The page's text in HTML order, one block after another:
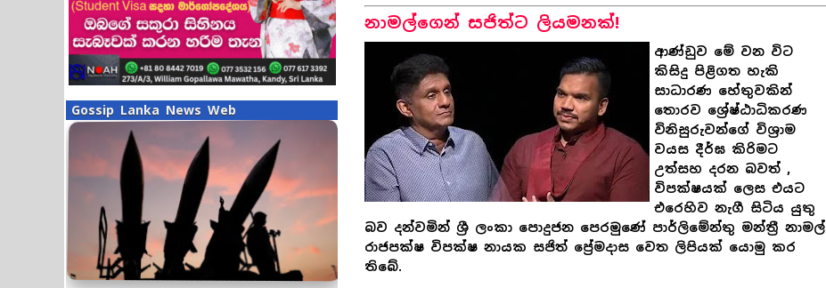
Gossip Lanka News Web
නාමල්ගෙන් සජිත්ට ලියමනක්!
ආණ්ඩුව මේ වන විට
කිසිදු පිළිගත හැකි
සාධාරණ හේතුවකින්
තොරව ශ්‍රේෂ්ඨාධිකරණ
විනිසුරුවන්ගේ විශ්‍රාම
වයස දීර්ඝ කිරිමට
උත්සහ දරන බවත් ,
විපක්ෂයක් ලෙස එයට
එරෙහිව නැගී සිටිය යුතු
බව දන්වමින් ශ්‍රී ලංකා පොදුජන පෙරමුණේ පාර්ලිමේන්තු මන්ත්‍රී නාමල්
රාජපක්ෂ විපක්ෂ නායක සජිත් ප්‍රේමදාස වෙත ලිපියක් යොමු කර
තිබේ.